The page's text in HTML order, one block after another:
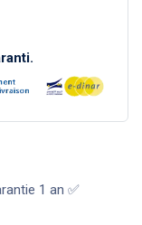
1 an ✅